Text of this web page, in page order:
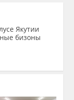
Якутии
бизоны